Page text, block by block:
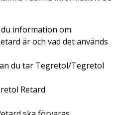
information om:
är och vad det används
du tar Tegretol/Tegretol
Retard